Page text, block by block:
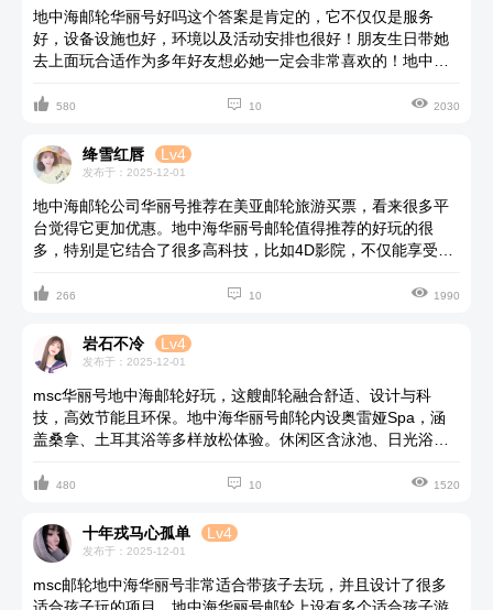
地中海邮轮华丽号好吗这个答案是肯定的，它不仅仅是服务
好，设备设施也好，环境以及活动安排也很好！朋友生日带她
去上面玩合适作为多年好友想必她一定会非常喜欢的！地中海
说是两全其美的体验。在上面可以确保每时每刻都充实。想运
院、SPA会所，想按摩可以去海水理疗、按摩室等等。地中海
华丽号可以选择的活动太多了，不同类型都有，我就超喜欢地
够开放天窗，让自然光线充分照射进泳池区域，营造出一种室
外泳池的错觉，同时又能在恶劣天气或需要时关闭天窗，保持
泳池的舒适度和安全性。我觉得地中海华丽号邮轮上面很新颖
 580  10  2030
绛雪红唇 Lv4
发布于：2025-12-01
地中海邮轮公司华丽号推荐在美亚邮轮旅游买票，看来很多平
台觉得它更加优惠。地中海华丽号邮轮值得推荐的好玩的很
多，特别是它结合了很多高科技，比如4D影院，不仅能享受到
通过高科技手段体验到震动、坠落、吹风、喷水等多种感官刺
的冒险。我和朋友都觉得这个体验感超棒。另外地中海华丽号
邮轮的水疗中心，结合了巴厘式按摩，还有不同区域的设置，
错。
 266  10  1990
岩石不冷 Lv4
发布于：2025-12-01
msc华丽号地中海邮轮好玩，这艘邮轮融合舒适、设计与科
技，高效节能且环保。地中海华丽号邮轮内设奥雷娅Spa，涵
盖桑拿、土耳其浴等多样放松体验。休闲区含泳池、日光浴等
食与娱乐同样精彩，5家餐厅、各式酒吧、影院、剧院及Casino
置可以在美亚邮轮旅游详细了解一下。总体来说地中海华丽号
邮轮是一艘集高舒适、先锋设计和先进科技于一体的豪华邮
合各个年龄阶层的旅程。
 480  10  1520
十年戎马心孤单 Lv4
发布于：2025-12-01
msc邮轮地中海华丽号非常适合带孩子去玩，并且设计了很多